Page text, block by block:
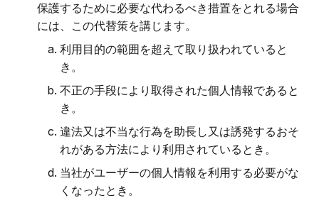
保護するために必要な代わるべき措置をとれる場合
には、この代替策を講じます。
利用目的の範囲を超えて取り扱われていると
き。
不正の手段により取得された個人情報であると
き。
違法又は不当な行為を助長し又は誘発するおそ
れがある方法により利用されているとき。
当社がユーザーの個人情報を利用する必要がな
くなったとき。